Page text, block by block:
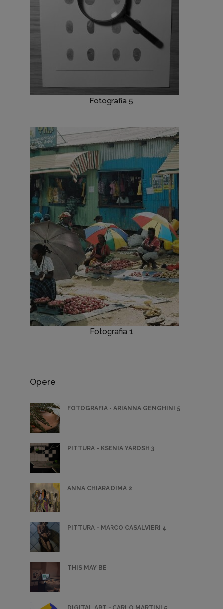
Fotografia 5
Fotografia 1
Opere
FOTOGRAFIA - ARIANNA GENGHINI 5
PITTURA - KSENIA YAROSH 3
ANNA CHIARA DIMA 2
PITTURA - MARCO CASALVIERI 4
THIS MAY BE
DIGITAL ART - CARLO MARTINI 5